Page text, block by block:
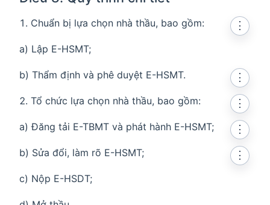
Chuẩn bị lựa chọn nhà thầu, bao gồm:
⋮
a) Lập E-HSMT;
b) Thẩm định và phê duyệt E-HSMT.
⋮
Tổ chức lựa chọn nhà thầu, bao gồm:
⋮
a) Đăng tải E-TBMT và phát hành E-HSMT;
⋮
b) Sửa đổi, làm rõ E-HSMT;
⋮
c) Nộp E-HSDT;